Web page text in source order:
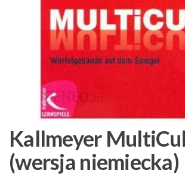
Kallmeyer
(wersja niemiecka)